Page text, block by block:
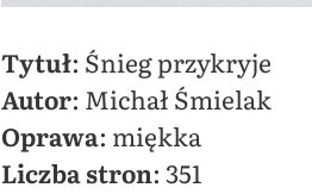
Tytuł: Śnieg przykryje
Autor: Michał Śmielak
Oprawa: miękka
Liczba stron: 351